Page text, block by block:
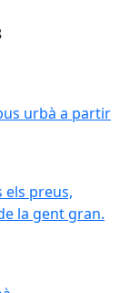
urbà a partir
els preus,
la gent gran.